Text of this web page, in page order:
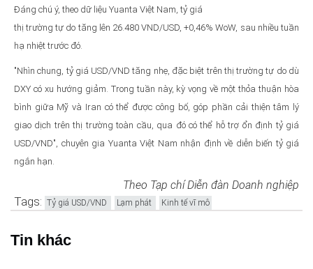
Đáng chú ý, theo dữ liệu Yuanta Việt Nam, tỷ giá
thị trường tự do tăng lên 26.480 VND/USD, +0,46% WoW, sau nhiều tuần
hạ nhiệt trước đó.
"Nhìn chung, tỷ giá USD/VND tăng nhẹ, đặc biệt trên thị trường tự do dù
DXY có xu hướng giảm. Trong tuần này, kỳ vọng về một thỏa thuận hòa
bình giữa Mỹ và Iran có thể được công bố, góp phần cải thiện tâm lý
giao dịch trên thị trường toàn cầu, qua đó có thể hỗ trợ ổn định tỷ giá
USD/VND", chuyên gia Yuanta Việt Nam nhận định về diễn biến tỷ giá
ngắn hạn.
Theo Tạp chí Diễn đàn Doanh nghiệp
Tags: Tỷ giá USD/VND Lạm phát Kinh tế vĩ mô
Tin khác